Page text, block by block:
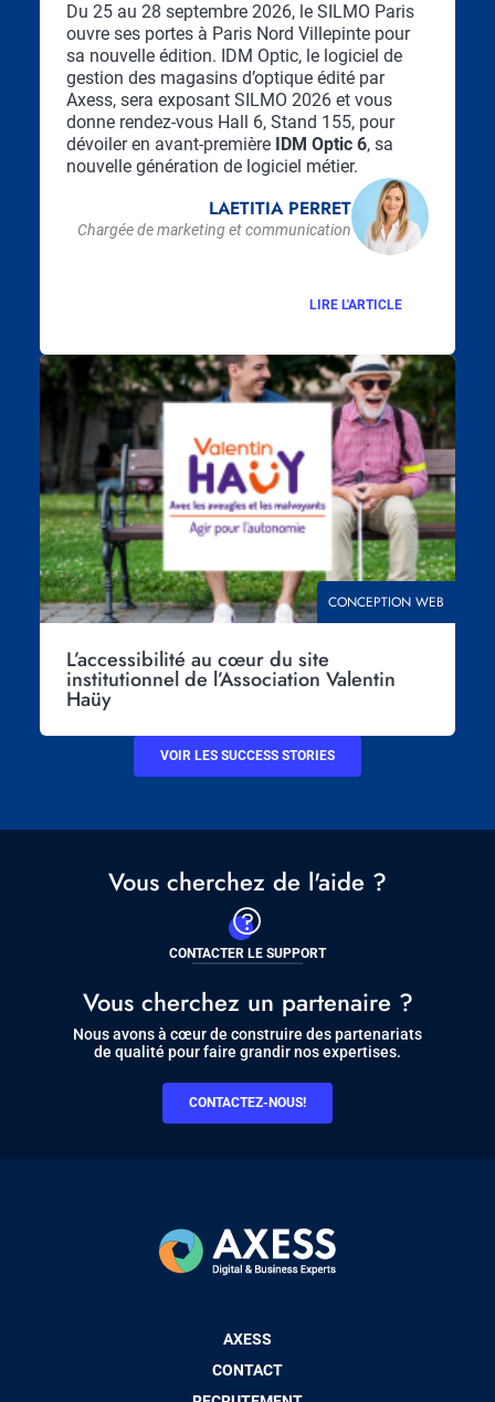
Chapo
Du 25 au 28 septembre 2026, le SILMO Paris
ouvre ses portes à Paris Nord Villepinte pour
sa nouvelle édition. IDM Optic, le logiciel de
gestion des magasins d’optique édité par
Axess, sera exposant SILMO 2026 et vous
donne rendez-vous Hall 6, Stand 155, pour
dévoiler en avant-première IDM Optic 6, sa
nouvelle génération de logiciel métier.
LAETITIA PERRET
Chargée de marketing et communication
LIRE L'ARTICLE
Visuel
principal
THÉMATIQUE
CONCEPTION WEB
L’accessibilité au cœur du site
institutionnel de l’Association Valentin
Haüy
VOIR LES SUCCESS STORIES
Vous cherchez de l'aide ?
CONTACTER LE SUPPORT
Vous cherchez un partenaire ?
Nous avons à cœur de construire des partenariats
de qualité pour faire grandir nos expertises.
CONTACTEZ-NOUS!
AXESS
CONTACT